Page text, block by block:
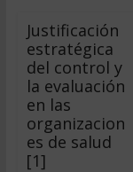
Justificación
estratégica
del control y
la evaluación
en las
organizacion
es de salud
[1]